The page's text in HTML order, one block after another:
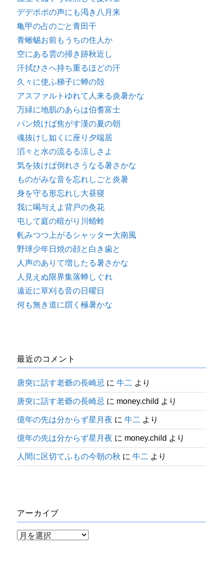
デデポポの声にも渇き八月来
亀甲の占のごと青田干
青蜥蜴お前もうちの住人か
空にある雲の掃き跡秋近し
汗拭ひさへ持ち重るほどの汗
久々に使ふ梯子に蝉の殻
アスファルトゆれて人来る炎暑かな
万緑に地肌のあらは伯耆富士
パン焼けば焦がす漢の夏の朝
魂抜けし如くに座り夕端居
滔々と水の流るる涼しさよ
気を抜けば倒れさうなる暑さかな
ものがみな音を忘れしごと炎暑
身を守る形忘れし大昼寝
我に喝与えよ背戸の灸花
屯して庭の暗がり川蜻蛉
軋みつつ上がるシャッター大南風
野球少年日焼の顔と白き歯と
人声のありて増したる暑さかな
人見えぬ限界集落蝉しぐれ
遠近に草刈る音の日曜日
何も無き道に躓く極暑かな
最近のコメント
唐突に話す老爺の長崎忌 に牛二 より
唐突に話す老爺の長崎忌 に money.child より
億年の先は分からず星月夜 に牛二 より
億年の先は分からず星月夜 に money.child より
人間に区切てふもの今朝の秋 に牛二 より
アーカイブ
ア